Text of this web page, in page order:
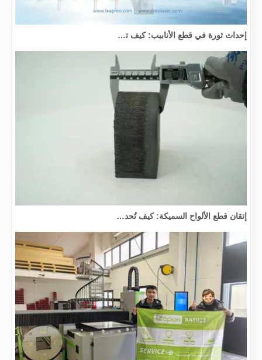
إحداث ثورة في قطع الأنابيب: كيف تقوم آلات قطع الأنابيب بالليزر بتحويل عملية التصنيع
إتقان قطع الألواح السميكة: كيف تُحدث آلات القطع بليزر الألياف ثورة في التصنيع